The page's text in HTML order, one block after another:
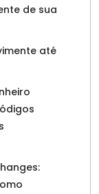
de sua
até